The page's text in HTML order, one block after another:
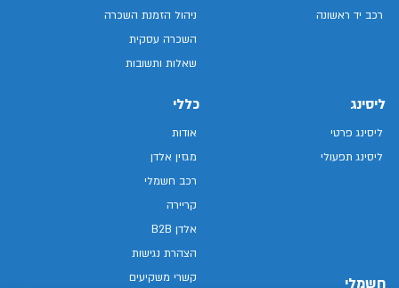
רכב יד ראשונה
ניהול הזמנת השכרה
השכרה עסקית
שאלות ותשובות
ליסינג
ליסינג פרטי
ליסינג תפעולי
חשמלי
כללי
אודות
מגזין אלדן
רכב חשמלי
קריירה
אלדן B2B
הצהרת נגישות
קשרי משקיעים